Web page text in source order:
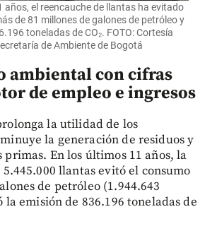
años, el reencauche de llantas ha evitado
de 81 millones de galones de petróleo y
toneladas de CO₂. FOTO: Cortesía
de Ambiente de Bogotá
ambiental con cifras
de empleo e ingresos
la utilidad de los
la generación de residuos y
En los últimos 11 años, la
llantas evitó el consumo
de petróleo (1.944.643
emisión de 836.196 toneladas de